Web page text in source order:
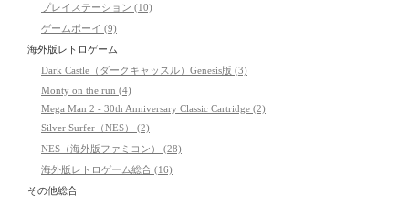
プレイステーション (10)
ゲームボーイ (9)
海外版レトロゲーム
Dark Castle（ダークキャッスル）Genesis版 (3)
Monty on the run (4)
Mega Man 2 - 30th Anniversary Classic Cartridge (2)
Silver Surfer（NES） (2)
NES（海外版ファミコン） (28)
海外版レトロゲーム総合 (16)
その他総合